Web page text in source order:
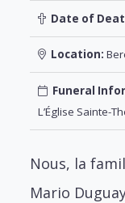
Date of
Location:
Funeral
L’Église Sainte-
Nous, la
Mario